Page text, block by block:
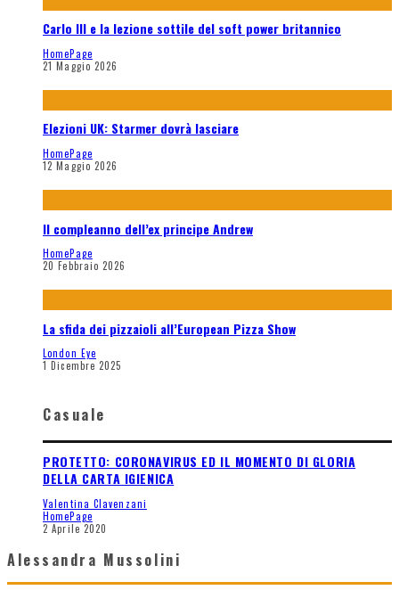
Carlo III e la lezione sottile del soft power britannico
HomePage
21 Maggio 2026
Elezioni UK: Starmer dovrà lasciare
HomePage
12 Maggio 2026
Il compleanno dell’ex principe Andrew
HomePage
20 Febbraio 2026
La sfida dei pizzaioli all’European Pizza Show
London Eye
1 Dicembre 2025
Casuale
PROTETTO: CORONAVIRUS ED IL MOMENTO DI GLORIA
DELLA CARTA IGIENICA
Valentina Clavenzani
HomePage
2 Aprile 2020
Alessandra Mussolini